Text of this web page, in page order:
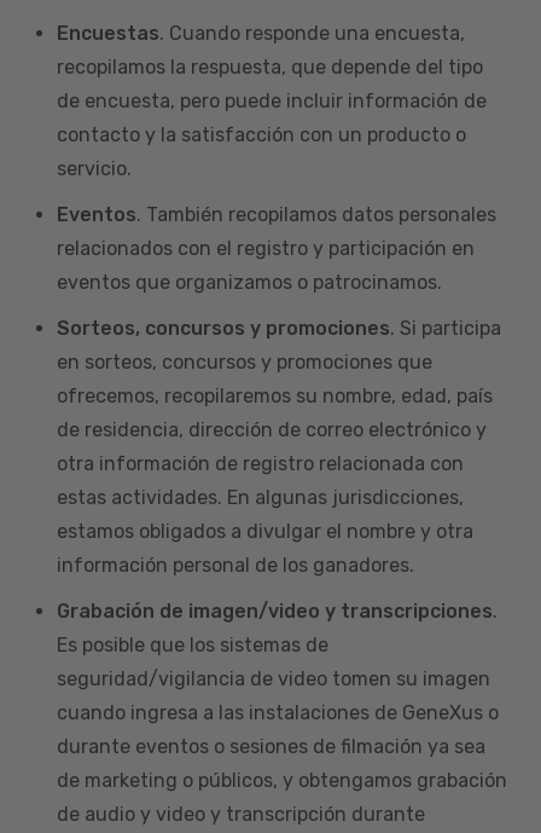
Encuestas. Cuando responde una encuesta,
recopilamos la respuesta, que depende del tipo
de encuesta, pero puede incluir información de
contacto y la satisfacción con un producto o
servicio.
Eventos. También recopilamos datos personales
relacionados con el registro y participación en
eventos que organizamos o patrocinamos.
Sorteos, concursos y promociones. Si participa
en sorteos, concursos y promociones que
ofrecemos, recopilaremos su nombre, edad, país
de residencia, dirección de correo electrónico y
otra información de registro relacionada con
estas actividades. En algunas jurisdicciones,
estamos obligados a divulgar el nombre y otra
información personal de los ganadores.
Grabación de imagen/video y transcripciones.
Es posible que los sistemas de
seguridad/vigilancia de video tomen su imagen
cuando ingresa a las instalaciones de GeneXus o
durante eventos o sesiones de filmación ya sea
de marketing o públicos, y obtengamos grabación
de audio y video y transcripción durante